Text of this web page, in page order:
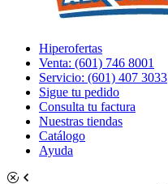
Hiperofertas
Venta: (601) 746 8001
Servicio: (601) 407 3033
Sigue tu pedido
Consulta tu factura
Nuestras tiendas
Catálogo
Ayuda